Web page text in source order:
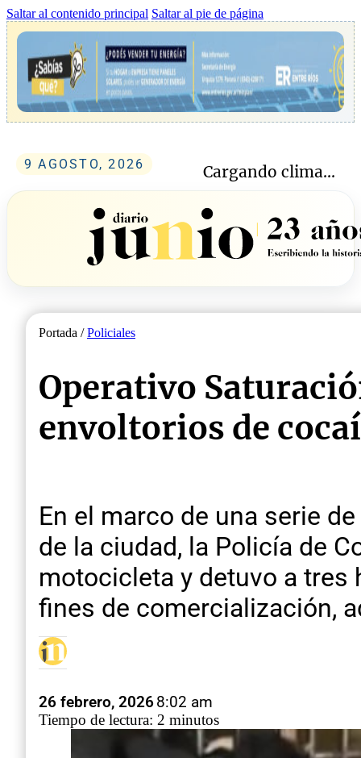
Saltar al contenido principal Saltar al pie de página
9 AGOSTO, 2026 Cargando clima...
Portada /Policiales
Operativo
envoltorios de
En el marco de una serie
de la ciudad, la Policía de
motocicleta y detuvo a
fines de comercialización,
26 febrero, 20268:02 am
Tiempo de lectura: 2 minutos